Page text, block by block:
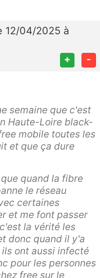
12/04/2025 à
+ -
semaine que c'est
Haute-Loire black-
mobile toutes les
et que ça dure
quand la fibre
le réseau
certaines
et me font passer
la vérité les
donc quand il y'a
ont aussi infecté
pour les personnes
free sur le